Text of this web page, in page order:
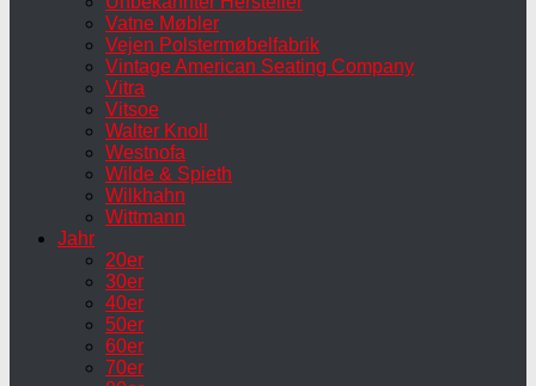
Vatne Møbler
Vejen Polstermøbelfabrik
Vintage American Seating Company
Vitra
Vitsoe
Walter Knoll
Westnofa
Wilde & Spieth
Wilkhahn
Wittmann
Jahr
20er
30er
40er
50er
60er
70er